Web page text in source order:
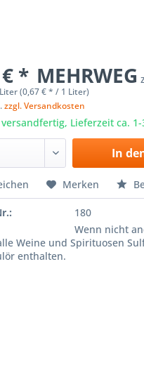
* MEHRWEG
(0,67 € * / 1 Liter)
zzgl. Versandkosten
Lieferzeit ca.
In
Merken
180
Wenn nicht
Weine und Spirituosen
enthalten.